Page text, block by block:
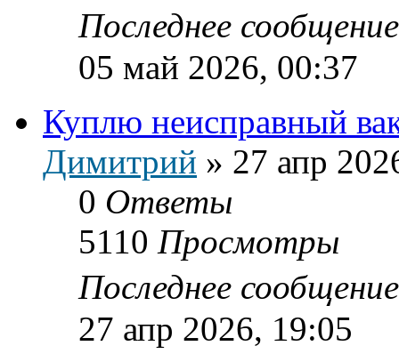
Последнее
05 май 2026, 00:37
Куплю неисправный
Димитрий » 27 апр
0 Ответы
5110 Просмотры
Последнее
27 апр 2026, 19:05